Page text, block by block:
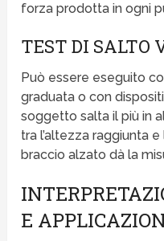
forza prodotta in ogni
TEST DI SALTO
Può essere eseguito
graduata o con
soggetto salta il più in
tra l’altezza raggiunta
braccio alzato dà la
E